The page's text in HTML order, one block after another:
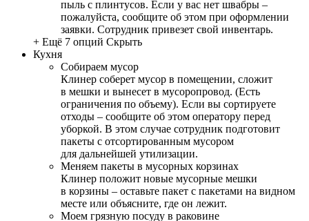
пыль с плинтусов. Если у вас нет швабры –
пожалуйста, сообщите об этом при оформлении
заявки. Сотрудник привезет свой инвентарь.
+ Ещё 7 опций Скрыть
Кухня
Собираем мусор
Клинер соберет мусор в помещении, сложит
в мешки и вынесет в мусоропровод. (Есть
ограничения по объему). Если вы сортируете
отходы – сообщите об этом оператору перед
уборкой. В этом случае сотрудник подготовит
пакеты с отсортированным мусором
для дальнейшей утилизации.
Меняем пакеты в мусорных корзинах
Клинер положит новые мусорные мешки
в корзины – оставьте пакет с пакетами на видном
месте или объясните, где он лежит.
Моем грязную посуду в раковине